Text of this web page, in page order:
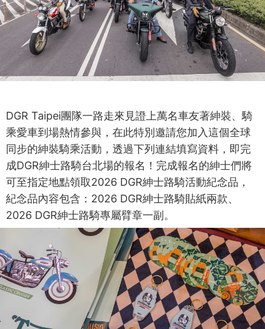
DGR Taipei團隊一路走來見證上萬名車友著紳裝、騎
乘愛車到場熱情參與，在此特別邀請您加入這個全球
同步的紳裝騎乘活動，透過下列連結填寫資料，即完
成DGR紳士路騎台北場的報名！完成報名的紳士們將
可至指定地點領取2026 DGR紳士路騎活動紀念品，
紀念品內容包含：2026 DGR紳士路騎貼紙兩款、
2026 DGR紳士路騎專屬臂章一副。